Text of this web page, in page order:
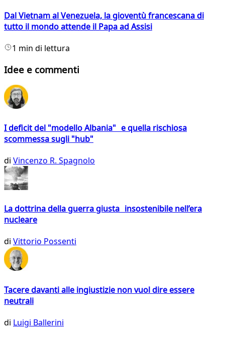
Dal Vietnam al Venezuela, la gioventù francescana di
tutto il mondo attende il Papa ad Assisi
1 min di lettura
Idee e commenti
I deficit del "modello Albania" e quella rischiosa
scommessa sugli "hub"
di Vincenzo R. Spagnolo
La dottrina della guerra giusta insostenibile nell’era
nucleare
di Vittorio Possenti
Tacere davanti alle ingiustizie non vuol dire essere
neutrali
di Luigi Ballerini